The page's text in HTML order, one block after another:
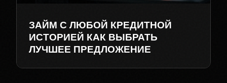
ЗАЙМ С ЛЮБОЙ КРЕДИТНОЙ
ИСТОРИЕЙ КАК ВЫБРАТЬ
ЛУЧШЕЕ ПРЕДЛОЖЕНИЕ